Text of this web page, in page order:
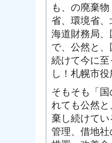
も、の廃棄
省、環境省
海道財務局
で、公然と
続けて今に
し！札幌市
そもそも「
れても公然
棄し続けて
管理、借地